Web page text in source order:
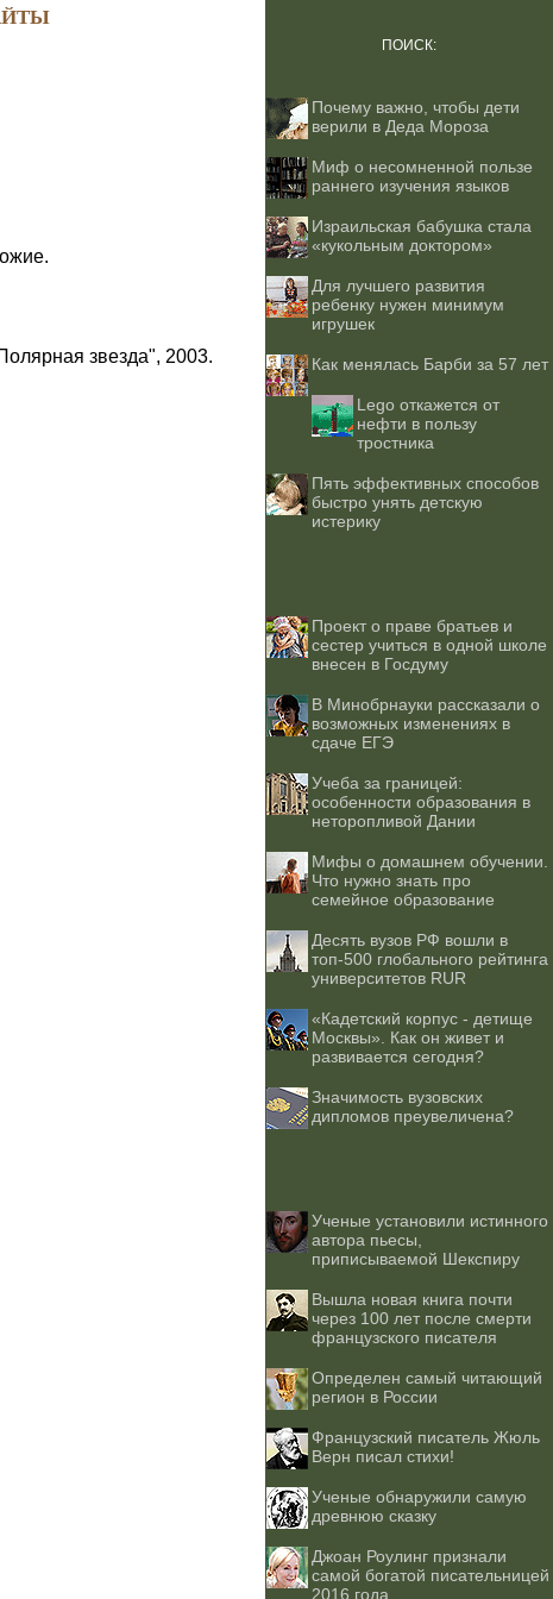
звезда", 2003.
ПОИСК:
Почему важно, чтобы дети
верили в Деда Мороза
Миф о несомненной пользе
раннего изучения языков
Израильская бабушка стала
«кукольным доктором»
Для лучшего развития
ребенку нужен минимум
игрушек
Как менялась Барби за 57 лет
Lego откажется от
нефти в пользу
тростника
Пять эффективных способов
быстро унять детскую
истерику
Проект о праве братьев и
сестер учиться в одной школе
внесен в Госдуму
В Минобрнауки рассказали о
возможных изменениях в
сдаче ЕГЭ
Учеба за границей:
особенности образования в
неторопливой Дании
Мифы о домашнем обучении.
Что нужно знать про
семейное образование
Десять вузов РФ вошли в
топ-500 глобального рейтинга
университетов RUR
«Кадетский корпус - детище
Москвы». Как он живет и
развивается сегодня?
Значимость вузовских
дипломов преувеличена?
Ученые установили истинного
автора пьесы,
приписываемой Шекспиру
Вышла новая книга почти
через 100 лет после смерти
французского писателя
Определен самый читающий
регион в России
Французский писатель Жюль
Верн писал стихи!
Ученые обнаружили самую
древнюю сказку
Джоан Роулинг признали
самой богатой писательницей
2016 года